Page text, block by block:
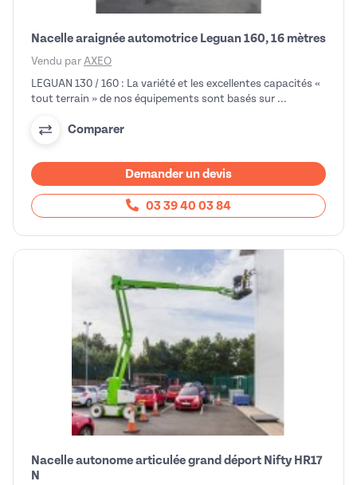
Nacelle araignée automotrice Leguan 160, 16 mètres
Vendu par AXEO
LEGUAN 130 / 160 : La variété et les excellentes capacités «
tout terrain » de nos équipements sont basés sur ...
Comparer
Demander un devis
03 39 40 03 84
Nacelle autonome articulée grand déport Nifty HR17
N